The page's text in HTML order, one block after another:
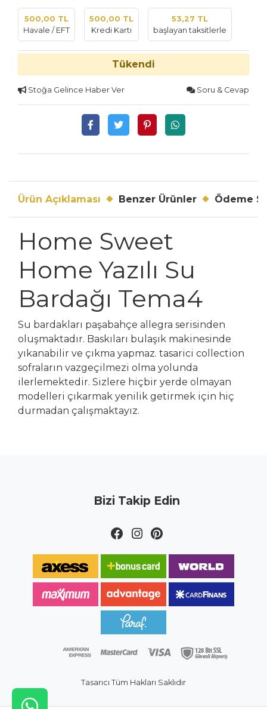
500,00 TL
Havale / EFT
500,00 TL
Kredi Kartı
53,27 TL
başlayan taksitlerle
Tükendi
Stoğa Gelince Haber Ver Soru & Cevap
Ürün Açıklaması Benzer Ürünler Ödeme
Home Sweet
Home Yazılı Su
Bardağı Tema4
Su bardakları paşabahçe allegra serisinden
oluşmaktadır. Baskıları bulaşık makinesinde
yıkanabilir ve çıkma yapmaz. tasarici collection
sofraların vazgeçilmezi olma yolunda
ilerlemektedir. Sizlere hiçbir yerde olmayan
modelleri çıkarmak yenilik getirmek için hiç
durmadan çalışmaktayız.
Bizi Takip Edin
Tasarıcı Tüm Hakları Saklıdır